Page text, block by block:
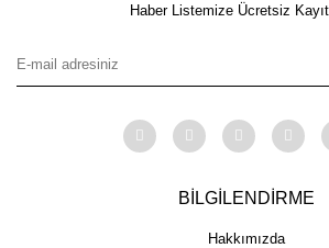
Haber Listemize Ücretsiz
BİLGİLENDİRME
Hakkımızda